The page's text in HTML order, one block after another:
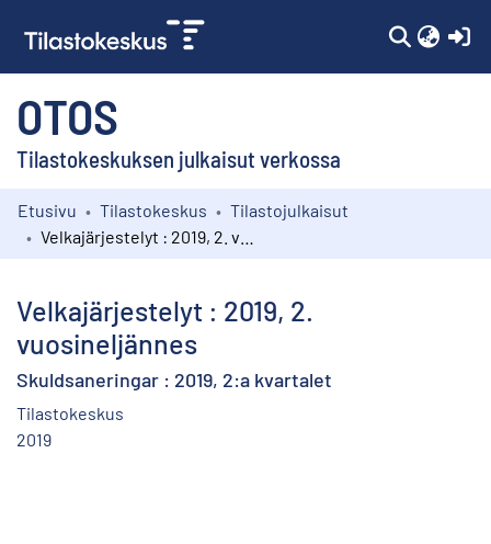
OTOS
Tilastokeskuksen julkaisut verkossa
Kokoelmat
Etusivu Tilastokeskus
Tilastojulkaisut
Velkajärjestelyt : 2019, 2.
vuosineljännes
Skuldsaneringar : 2019, 2:a kvartalet
Tilastokeskus
2019